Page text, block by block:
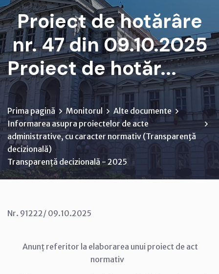
Proiect de hotărâre
nr. 47 din 09.10.2025
Proiect de hotăr...
Prima pagină Monitorul
Alte documente
Informarea asupra proiectelor de acte
administrative, cu caracter normativ (Transparenţă
decizională)
Transparență decizională - 2025
Nr. 91222/ 09.10.2025
Anunț referitor la elaborarea unui proiect de act
normativ